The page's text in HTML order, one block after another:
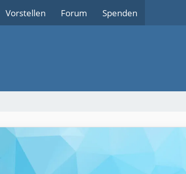
Vorstellen Forum Spenden